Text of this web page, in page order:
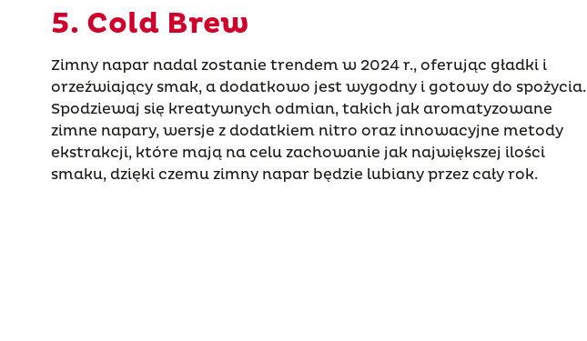
5. Cold Brew
Zimny napar nadal zostanie trendem w 2024 r., oferując gładki i
orzeźwiający smak, a dodatkowo jest wygodny i gotowy do spożycia.
Spodziewaj się kreatywnych odmian, takich jak aromatyzowane
zimne napary, wersje z dodatkiem nitro oraz innowacyjne metody
ekstrakcji, które mają na celu zachowanie jak największej ilości
smaku, dzięki czemu zimny napar będzie lubiany przez cały rok.